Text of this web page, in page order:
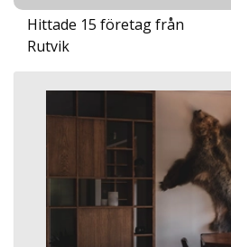
Hittade 15 företag från
Rutvik